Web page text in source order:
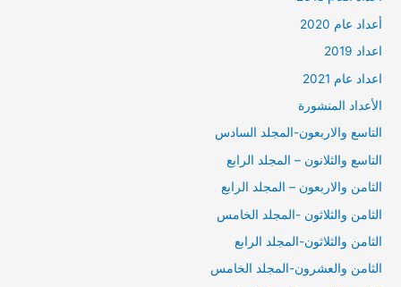
أعداد عام 2020
اعداد 2019
اعداد عام 2021
الأعداد المنشورة
التاسع والاربعون-المجلد السادس
التاسع والثلانون – المجلد الرابع
الثامن والاربعون – المجلد الرابع
الثامن والثلاثون -المجلد الخامس
الثامن والثلاثون-المجلد الرابع
الثامن والعشرون-المجلد الخامس